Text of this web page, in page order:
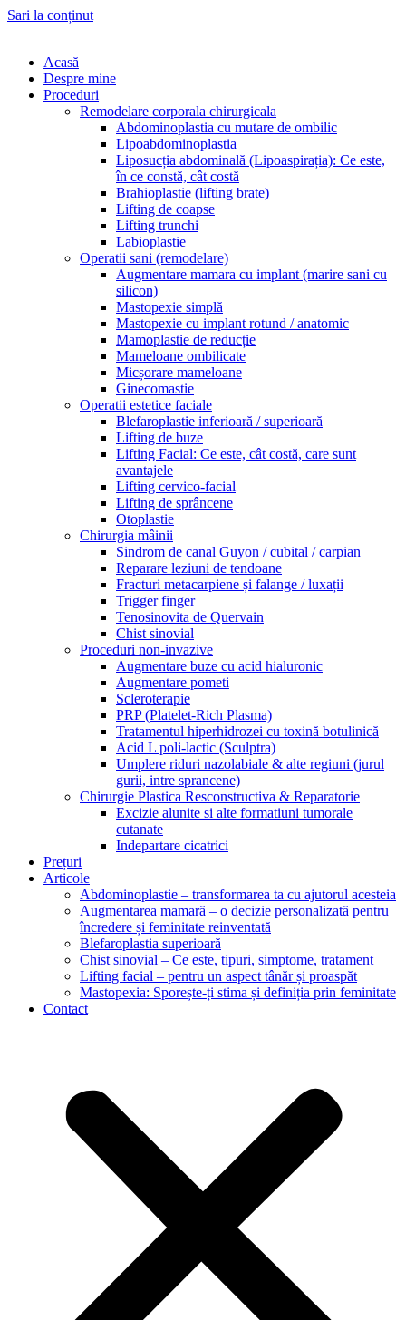
Sari la conținut
Acasă
Despre mine
Proceduri
Remodelare corporala chirurgicala
Abdominoplastia cu mutare de ombilic
Lipoabdominoplastia
Liposucția abdominală (Lipoaspirația): Ce este,
în ce constă, cât costă
Brahioplastie (lifting brate)
Lifting de coapse
Lifting trunchi
Labioplastie
Operatii sani (remodelare)
Augmentare mamara cu implant (marire sani cu
silicon)
Mastopexie simplă
Mastopexie cu implant rotund / anatomic
Mamoplastie de reducție
Mameloane ombilicate
Micșorare mameloane
Ginecomastie
Operatii estetice faciale
Blefaroplastie inferioară / superioară
Lifting de buze
Lifting Facial: Ce este, cât costă, care sunt
avantajele
Lifting cervico-facial
Lifting de sprâncene
Otoplastie
Chirurgia mâinii
Sindrom de canal Guyon / cubital / carpian
Reparare leziuni de tendoane
Fracturi metacarpiene și falange / luxații
Trigger finger
Tenosinovita de Quervain
Chist sinovial
Proceduri non-invazive
Augmentare buze cu acid hialuronic
Augmentare pometi
Scleroterapie
PRP (Platelet-Rich Plasma)
Tratamentul hiperhidrozei cu toxină botulinică
Acid L poli-lactic (Sculptra)
Umplere riduri nazolabiale & alte regiuni (jurul
gurii, intre sprancene)
Chirurgie Plastica Resconstructiva & Reparatorie
Excizie alunite si alte formatiuni tumorale
cutanate
Indepartare cicatrici
Prețuri
Articole
Abdominoplastie – transformarea ta cu ajutorul acesteia
Augmentarea mamară – o decizie personalizată pentru
încredere și feminitate reinventată
Blefaroplastia superioară
Chist sinovial – Ce este, tipuri, simptome, tratament
Lifting facial – pentru un aspect tânăr și proaspăt
Mastopexia: Sporește-ți stima și definiția prin feminitate
Contact